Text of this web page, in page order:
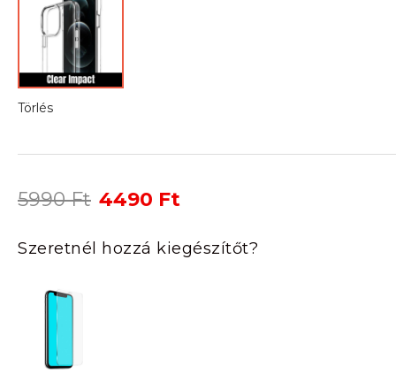
Törlés
5990Ft Original
was:
5990 Ft.
4490 Ft
is:
4490 Ft.
Szeretnél hozzá kiegészítőt?